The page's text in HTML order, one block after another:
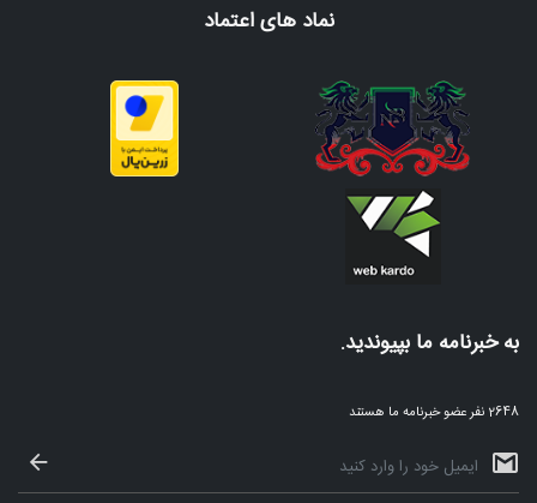
نماد های اعتماد
به خبرنامه ما بپیوندید.
2648 نفر عضو خبرنامه ما هستند